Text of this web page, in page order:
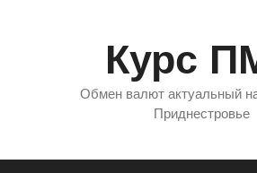
Курс
Обмен валют актуальный
Приднестровье